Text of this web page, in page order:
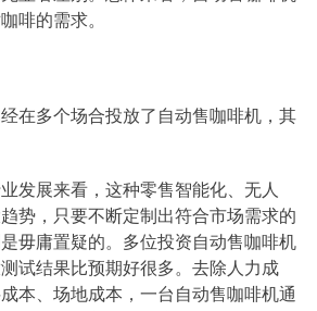
啡的需求。
在多个场合投放了自动售咖啡机，其
发展来看，这种零售智能化、无人
势，只要不断定制出符合市场需求的
毋庸置疑的。多位投资自动售咖啡机
试结果比预期好很多。去除人力成
本、场地成本，一台自动售咖啡机通